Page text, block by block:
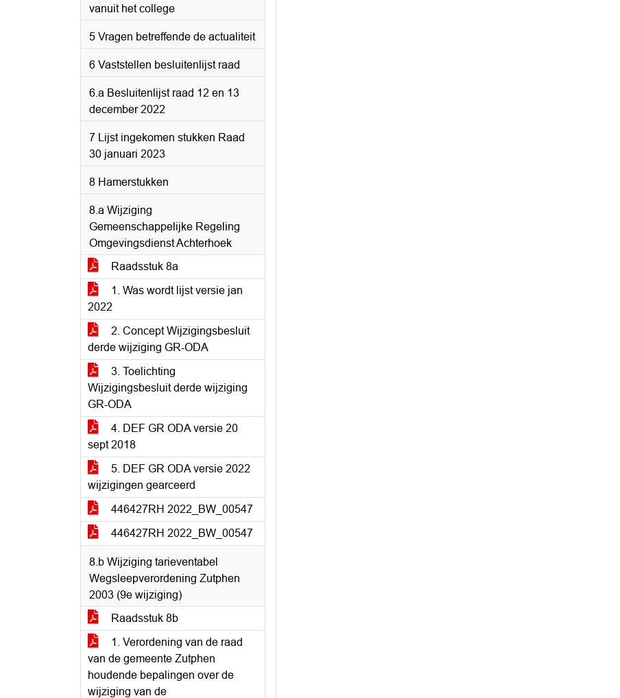
vanuit het college
5 Vragen betreffende de actualiteit
6 Vaststellen besluitenlijst raad
6.a Besluitenlijst raad 12 en 13
december 2022
7 Lijst ingekomen stukken Raad
30 januari 2023
8 Hamerstukken
8.a Wijziging
Gemeenschappelijke Regeling
Omgevingsdienst Achterhoek
Raadsstuk 8a
1. Was wordt lijst versie jan
2022
2. Concept Wijzigingsbesluit
derde wijziging GR-ODA
3. Toelichting
Wijzigingsbesluit derde wijziging
GR-ODA
4. DEF GR ODA versie 20
sept 2018
5. DEF GR ODA versie 2022
wijzigingen gearceerd
446427RH 2022_BW_00547
446427RH 2022_BW_00547
8.b Wijziging tarieventabel
Wegsleepverordening Zutphen
2003 (9e wijziging)
Raadsstuk 8b
1. Verordening van de raad
van de gemeente Zutphen
houdende bepalingen over de
wijziging van de